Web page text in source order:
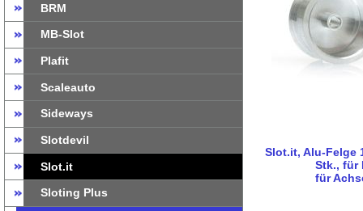
BRM
MB-Slot
Plafit
Scaleauto
Sideways
Slotdevil
Slot.it
Sloting Plus
Slot.it, Alu-Felge
Stk., für
für